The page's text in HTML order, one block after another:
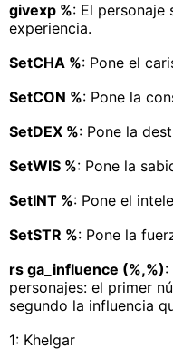
givexp %: El personaje
experiencia.
SetCHA %: Pone el
SetCON %: Pone la
SetDEX %: Pone la
SetWIS %: Pone la
SetINT %: Pone el
SetSTR %: Pone la
rs ga_influence (%,%):
personajes: el primer
segundo la influencia
1: Khelgar